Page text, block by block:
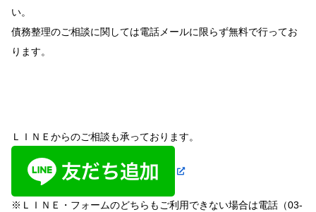
い。
債務整理のご相談に関しては電話メールに限らず無料で行ってお
ります。
ＬＩＮＥからのご相談も承っております。
※ＬＩＮＥ・フォームのどちらもご利用できない場合は電話（03-